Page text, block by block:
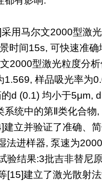
用马尔文2000型激
时间15s, 可快速准
2000型激光粒度分
1.569, 样品吸光率为
d (0.1) 均小于5μm,
系统中的第Ⅱ类化合
建立并验证了准确、
法进样器, 泵速为
验结果:3批吉非替尼
[15]建立了激光散射